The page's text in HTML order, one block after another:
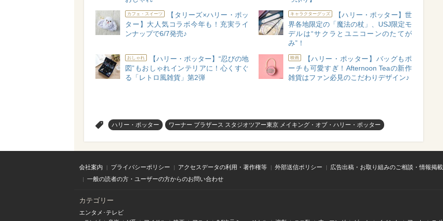
カフェ・スイーツ
【タリーズ×ハリー・ポッ
ター】大人気コラボ今年も！充実ライ
ンナップで6/7発売♪
キャラクターグッズ
【ハリー・ポッター】世
界各地限定の「魔法の杖」、USJ限定モ
デルは“サクラとユニコーンのたてが
み”！
おしゃれ
【ハリー・ポッター】“忍びの地
図”もおしゃれインテリアに！心くすぐ
る「レトロ風雑貨」第2弾
映画
【ハリー・ポッター】バッグもポ
ーチも可愛すぎ！Afternoon Teaの新作
雑貨はファン必見のこだわりデザイン♪
ハリー・ポッター ワーナー ブラザース スタジオツアー東京 メイキング・オブ・ハリー・ポッター
会社案内 プライバシーポリシー アクセスデータの利用・著作権等 外部送信ポリシー
広告出稿・お取り組みのご相談・情報掲
一般の読者の方・ユーザーの方からのお問い合わせ
カテゴリー
エンタメ･テレビ